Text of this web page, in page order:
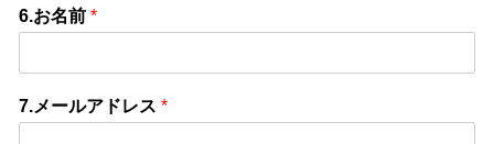
6.お名前 *
7.メールアドレス *